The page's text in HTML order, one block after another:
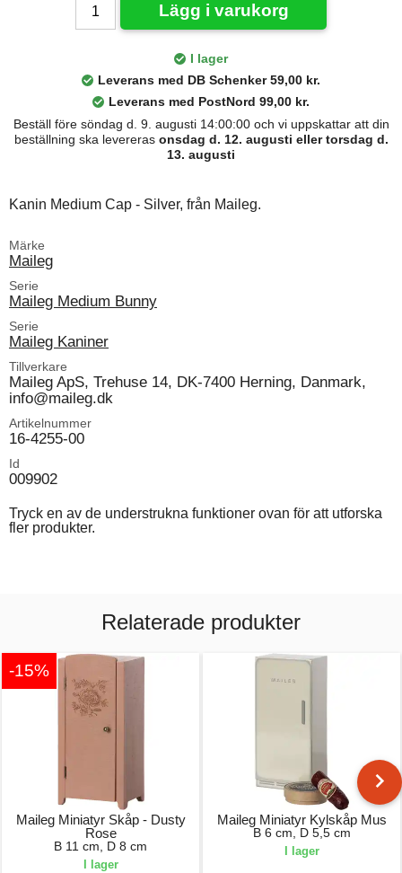
Lägg i varukorg
I lager
Leverans med DB Schenker 59,00 kr.
Leverans med PostNord 99,00 kr.
Beställ före söndag d. 9. augusti 14:00:00 och vi uppskattar att din
beställning ska levereras onsdag d. 12. augusti eller torsdag d.
13. augusti
Kanin Medium Cap ‐ Silver, från Maileg.
Märke
Maileg
Serie
Maileg Medium Bunny
Serie
Maileg Kaniner
Tillverkare
Maileg ApS, Trehuse 14, DK-7400 Herning, Danmark,
info@maileg.dk
Artikelnummer
16-4255-00
Id
009902
Tryck en av de understrukna funktioner ovan för att utforska
fler produkter.
Relaterade produkter
-15%
Maileg Miniatyr Skåp - Dusty
Rose
B 11 cm, D 8 cm
I lager
Maileg Miniatyr Kylskåp Mus
B 6 cm, D 5,5 cm
I lager